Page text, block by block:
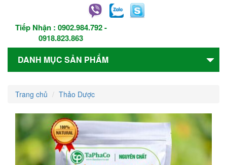
Tiếp Nhận : 0902.984.792-
0918.823.863
DANH MỤC SẢN PHẨM
Trang chủ Thảo Dược